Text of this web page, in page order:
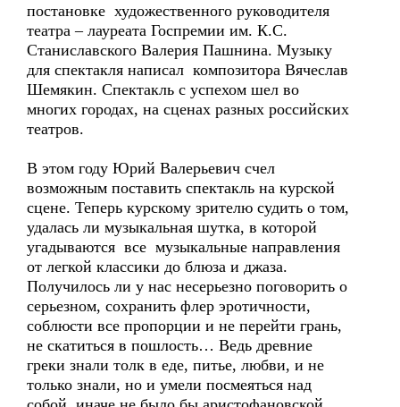
постановке художественного руководителя
театра – лауреата Госпремии им. К.С.
Станиславского Валерия Пашнина. Музыку
для спектакля написал композитора Вячеслав
Шемякин. Спектакль с успехом шел во
многих городах, на сценах разных российских
театров.
В этом году Юрий Валерьевич счел
возможным поставить спектакль на курской
сцене. Теперь курскому зрителю судить о том,
удалась ли музыкальная шутка, в которой
угадываются все музыкальные направления
от легкой классики до блюза и джаза.
Получилось ли у нас несерьезно поговорить о
серьезном, сохранить флер эротичности,
соблюсти все пропорции и не перейти грань,
не скатиться в пошлость… Ведь древние
греки знали толк в еде, питье, любви, и не
только знали, но и умели посмеяться над